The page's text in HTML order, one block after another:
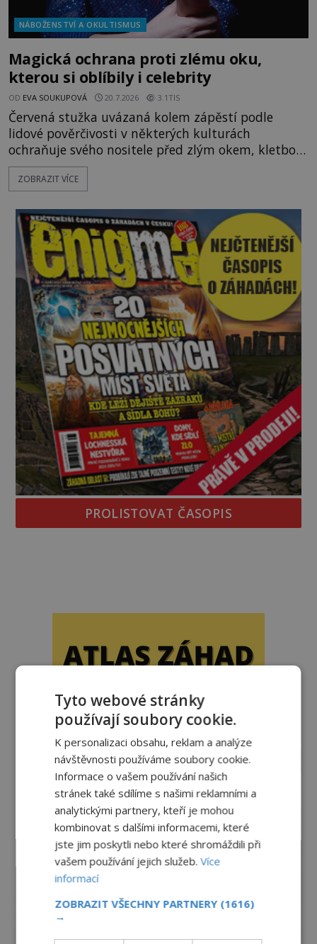
NÁBOŽENSTVÍ A OKULTISMUS
Magická ochrana proti zlému oku,
kterou si oblíbily i celebrity
OD EVA SOUKUPOVÁ 20.7.2026 3.1TIS
Červená stužka uvázaná kolem zápěstí podle
lidové pověrčivosti v některých kulturách
ochraňuje svého nositele před zlým okem, kletbou,
která může přivodit neštěstí či nemoc. S tímto
nenápadným symbolem magické ochrany lze
nebo Leonarda DiCapria. Na Blízkém východě a v
židovských komunitách po celém světě, je
ZOBRAZIT VÍCE
PROLISTOVAT ČASOPIS
reklama
Tyto webové stránky
používají soubory cookie.
K personalizaci obsahu, reklam a analýze
návštěvnosti používáme soubory cookie.
Informace o vašem používání našich
stránek také sdílíme s našimi reklamními a
analytickými partnery, kteří je mohou
kombinovat s dalšími informacemi, které
jste jim poskytli nebo které shromáždili při
vašem používání jejich služeb.Více
informací
ZOBRAZIT VŠECHNY PARTNERY (1616)
→